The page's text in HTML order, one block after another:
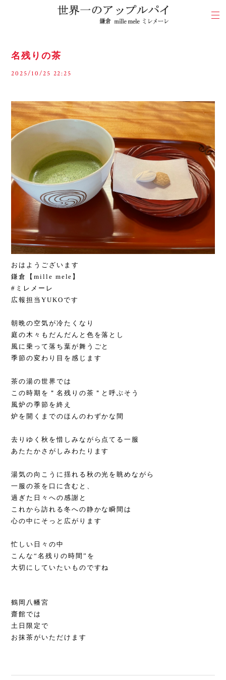
名残りの茶
2025/10/25 22:25
おはようございます
鎌倉【mille mele】
#ミレメーレ
広報担当YUKOです
朝晩の空気が冷たくなり
庭の木々もだんだんと色を落とし
風に乗って落ち葉が舞うごと
季節の変わり目を感じます
茶の湯の世界では
この時期を＂名残りの茶＂と呼ぶそう
風炉の季節を終え
炉を開くまでのほんのわずかな間
去りゆく秋を惜しみながら点てる一服
あたたかさがしみわたります
湯気の向こうに揺れる秋の光を眺めながら
一服の茶を口に含むと、
過ぎた日々への感謝と
これから訪れる冬への静かな瞬間は
心の中にそっと広がります
忙しい日々の中
こんな“名残りの時間”を
大切にしていたいものですね
鶴岡八幡宮
齋館では
土日限定で
お抹茶がいただけます